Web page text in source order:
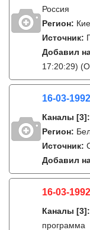
Россия
Регион:
Источник:
Добавил
17:20:29)
16-03-
Каналы [3]:
Регион:
Источник:
Добавил
16-03-
Каналы [3]:
программа